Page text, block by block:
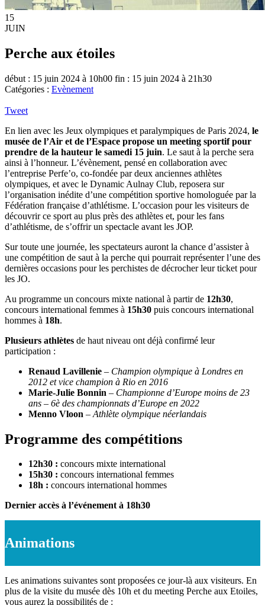
15
JUIN
Perche aux étoiles
début : 15 juin 2024 à 10h00 fin : 15 juin 2024 à 21h30
Catégories : Evènement
Tweet
En lien avec les Jeux olympiques et paralympiques de Paris 2024, le
musée de l’Air et de l’Espace propose un meeting sportif pour
prendre de la hauteur le samedi 15 juin. Le saut à la perche sera
ainsi à l’honneur. L’évènement, pensé en collaboration avec
l’entreprise Perfe’o, co-fondée par deux anciennes athlètes
olympiques, et avec le Dynamic Aulnay Club, reposera sur
l’organisation inédite d’une compétition sportive homologuée par la
Fédération française d’athlétisme. L’occasion pour les visiteurs de
découvrir ce sport au plus près des athlètes et, pour les fans
d’athlétisme, de s’offrir un spectacle avant les JOP.
Sur toute une journée, les spectateurs auront la chance d’assister à
une compétition de saut à la perche qui pourrait représenter l’une des
dernières occasions pour les perchistes de décrocher leur ticket pour
les JO.
Au programme un concours mixte national à partir de 12h30,
concours international femmes à 15h30 puis concours international
hommes à 18h.
Plusieurs athlètes de haut niveau ont déjà confirmé leur
participation :
Renaud Lavillenie – Champion olympique à Londres en
2012 et vice champion à Rio en 2016
Marie-Julie Bonnin – Championne d’Europe moins de 23
ans – 6è des championnats d’Europe en 2022
Menno Vloon – Athlète olympique néerlandais
Programme des compétitions
12h30 : concours mixte international
15h30 : concours international femmes
18h : concours international hommes
Dernier accès à l’événement à 18h30
Animations
Les animations suivantes sont proposées ce jour-là aux visiteurs. En
plus de la visite du musée dès 10h et du meeting Perche aux Etoiles,
vous aurez la possibilités de :